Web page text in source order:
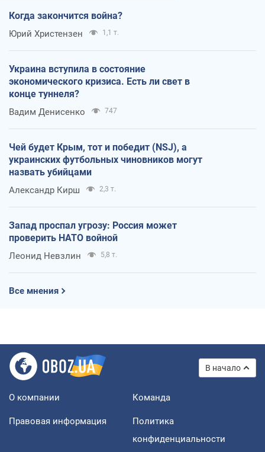
Когда закончится война?
Юрий Христензен 1,1 т.
Украина вступила в состояние
экономического кризиса. Есть ли свет в
конце туннеля?
Вадим Денисенко 747
Чей будет Крым, тот и победит (NSJ), а
украинских футбольных чиновников могут
назвать убийцами
Александр Кирш 2,3 т.
Запад проспал угрозу: Россия может
проверить НАТО войной
Леонид Невзлин 5,8 т.
Все мнения
В начало
О компании Команда
Правовая информация
Политика
конфиденциальности